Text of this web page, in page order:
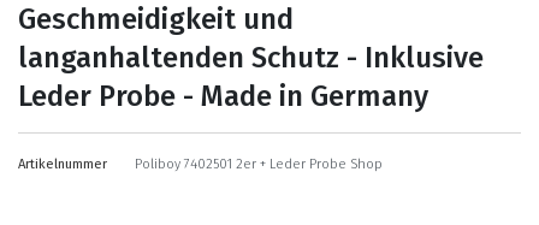
Geschmeidigkeit und
langanhaltenden Schutz - Inklusive
Leder Probe - Made in Germany
Artikelnummer Poliboy 7402501 2er + Leder Probe Shop